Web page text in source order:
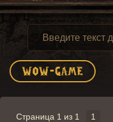
Страница 1 из 1 1